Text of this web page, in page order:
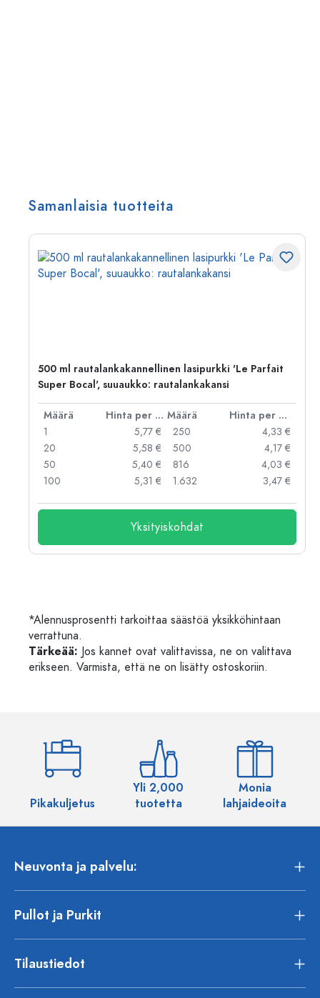
Samanlaisia tuotteita
500 ml rautalankakannellinen lasipurkki 'Le Parfait
Super Bocal', suuaukko: rautalankakansi
Määrä Hinta per kpl Määrä
Hinta per kpl
1
5,77 €
20
5,58 €
50
5,40 €
100
5,31 €
250
4,33 €
500
4,17 €
816
4,03 €
1.632
3,47 €
Yksityiskohdat
*Alennusprosentti tarkoittaa säästöä yksikköhintaan
verrattuna.
Tärkeää: Jos kannet ovat valittavissa, ne on valittava
erikseen. Varmista, että ne on lisätty ostoskoriin.
Pikakuljetus
Yli 2,000
tuotetta
Monia
lahjaideoita
Neuvonta ja palvelu:
Pullot ja Purkit
Tilaustiedot